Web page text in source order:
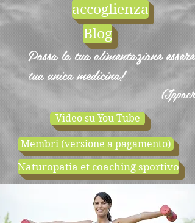
accoglienza
Blog
Possa la tua alimentazione essere
tua unica medicina!
Video su You Tube
Membri (versione a pagamento)
Naturopatia et coaching sportivo
negozio